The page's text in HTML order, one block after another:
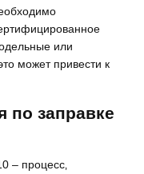
или
может привести к
по заправке
– процесс‚